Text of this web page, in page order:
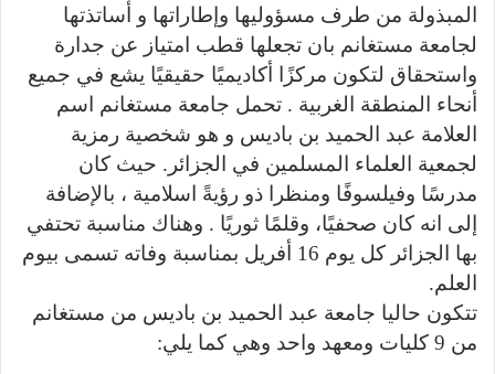
المبذولة من طرف مسؤوليها وإطاراتها و أساتذتها
لجامعة مستغانم بان تجعلها قطب امتياز عن جدارة
واستحقاق لتكون مركزًا أكاديميًا حقيقيًا يشع في جميع
أنحاء المنطقة الغربية . تحمل جامعة مستغانم اسم
العلامة عبد الحميد بن باديس و هو شخصية رمزية
لجمعية العلماء المسلمين في الجزائر. حيث كان
مدرسًا وفيلسوفًا ومنظرا ذو رؤيةً اسلامية ، بالإضافة
إلى انه كان صحفيًا، وقلمًا ثوريًا . وهناك مناسبة تحتفي
بها الجزائر كل يوم 16 أفريل بمناسبة وفاته تسمى بيوم
العلم.
تتكون حاليا جامعة عبد الحميد بن باديس من مستغانم
من 9 كليات ومعهد واحد وهي كما يلي: